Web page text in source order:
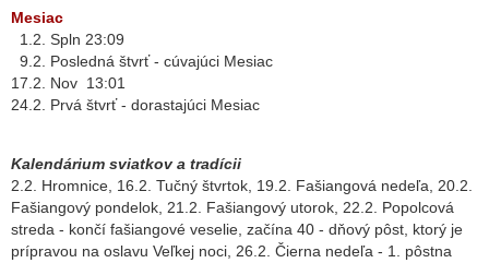
Mesiac
1.2. Spln 23:09
9.2. Posledná štvrť - cúvajúci Mesiac
17.2. Nov 13:01
24.2. Prvá štvrť - dorastajúci Mesiac
Kalendárium sviatkov a tradícii
2.2. Hromnice, 16.2. Tučný štvrtok, 19.2. Fašiangová nedeľa, 20.2.
Fašiangový pondelok, 21.2. Fašiangový utorok, 22.2. Popolcová
streda - končí fašiangové veselie, začína 40 - dňový pôst, ktorý je
prípravou na oslavu Veľkej noci, 26.2. Čierna nedeľa - 1. pôstna